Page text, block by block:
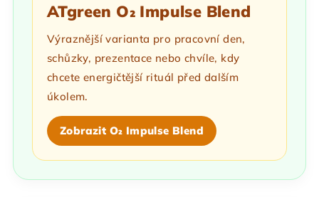
ATgreen O₂ Impulse Blend
Výraznější varianta pro pracovní den,
schůzky, prezentace nebo chvíle, kdy
chcete energičtější rituál před dalším
úkolem.
Zobrazit O₂ Impulse Blend